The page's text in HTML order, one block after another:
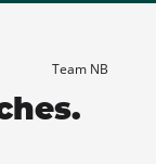
Team NB